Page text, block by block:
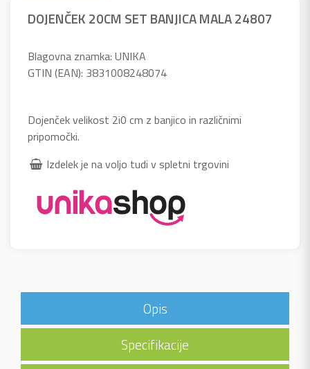
DOJENČEK 20CM SET BANJICA MALA 24807
Blagovna znamka: UNIKA
GTIN (EAN): 3831008248074
Dojenček velikost 2i0 cm z banjico in različnimi
pripomočki.
Izdelek je na voljo tudi v spletni trgovini
Opis
Specifikacije